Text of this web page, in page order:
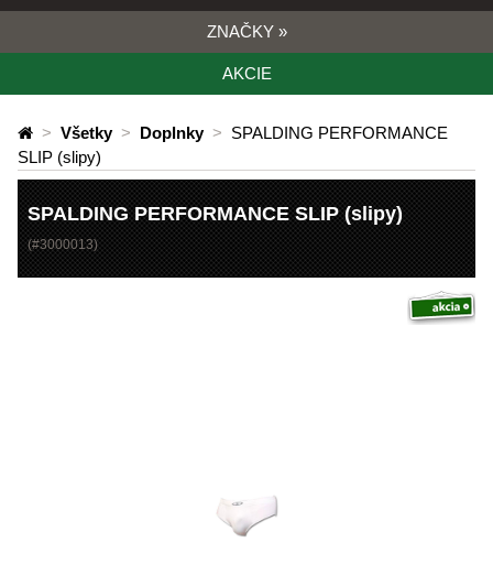
ZNAČKY »
AKCIE
> Všetky > Doplnky > SPALDING PERFORMANCE
SLIP (slipy)
SPALDING PERFORMANCE SLIP (slipy)
(#3000013)